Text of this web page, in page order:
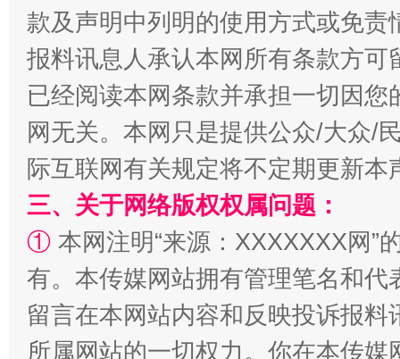
阿坝州三大球赛在茂县开幕
款及声明中列明的使用方式或免责
报料讯息人承认本网所有条款方
已经阅读本网条款并承担一切因
网无关。本网只是提供公众/大众/
际互联网有关规定将不定期更新本
三、关于网络版权权属问题：
① 本网注明“来源：XXXXXXX网”
有。本传媒网站拥有管理笔名和
留言在本网站内容和反映投诉报
所属网站的一切权力。你在本传